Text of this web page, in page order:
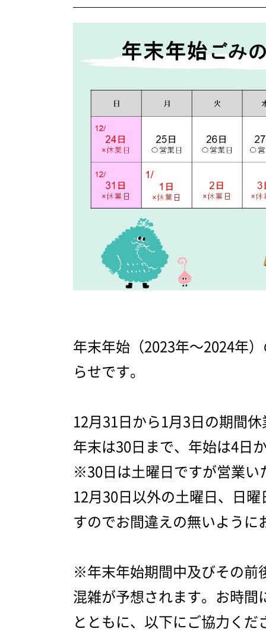
年末年始（2023年～2024年
らせです。
12月31日から1月3日の期間
年末は30日まで、年始は4日
※30日は土曜日ですが営業い
12月30日以外の土曜日、日
すのでお間違えの無いように
※年末年始期間中及びその前
混雑が予想されます。お時
とともに、以下にご協力くだ